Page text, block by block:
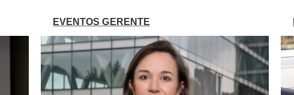
EVENTOS GERENTE